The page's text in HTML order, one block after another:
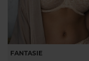
FANTASIE